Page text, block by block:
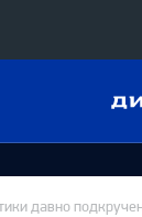
Конференция
давно